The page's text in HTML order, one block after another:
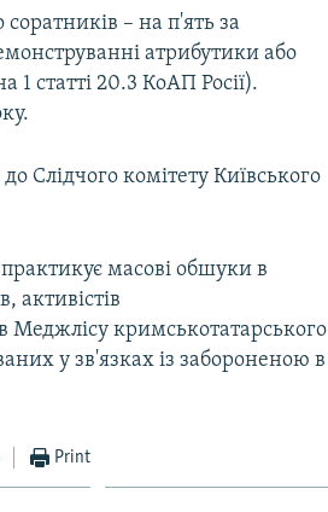
– на п'ять за
атрибутики або
1 статті 20.3 КоАП Росії).
Слідчого комітету Київського
масові обшуки в
активістів
Меджлісу кримськотатарського
у зв'язках із забороненою в
Print